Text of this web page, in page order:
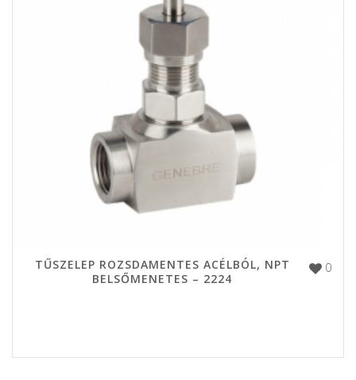
0
TŰSZELEP ROZSDAMENTES ACÉLBÓL, NPT
BELSŐMENETES – 2224